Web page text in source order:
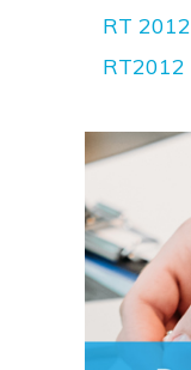
RT 2012
RT2012